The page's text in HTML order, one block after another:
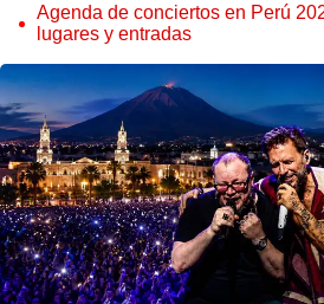
Agenda de conciertos en Perú
lugares y entradas